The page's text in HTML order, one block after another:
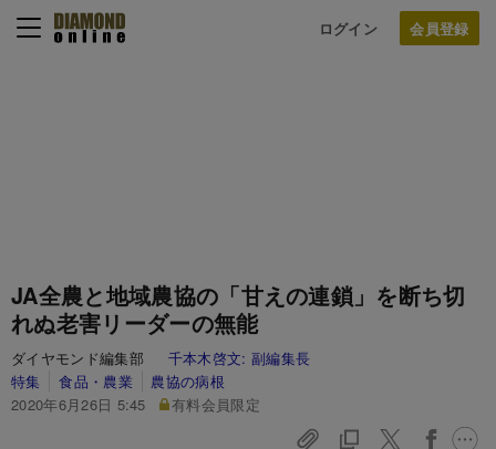
ログイン
JA全農と地域農協の「甘えの連鎖」を断ち切
れぬ老害リーダーの無能
ダイヤモンド編集部 千本木啓文:副編集長
特集
食品・農業
農協の病根
2020年6月26日 5:45
有料会員限定